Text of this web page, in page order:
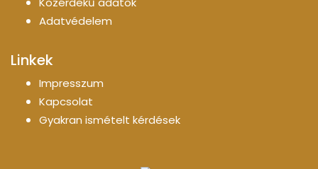
Adatvédelem
Linkek
Impresszum
Kapcsolat
Gyakran ismételt kérdések